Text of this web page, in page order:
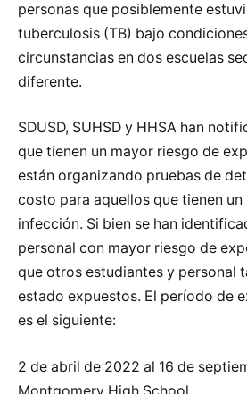
personas que posiblemente
tuberculosis (TB) bajo
circunstancias en dos escuelas
diferente.
SDUSD, SUHSD y HHSA han
que tienen un mayor riesgo de
están organizando pruebas de
costo para aquellos que tienen
infección. Si bien se han
personal con mayor riesgo de
que otros estudiantes y personal
estado expuestos. El período de
es el siguiente:
2 de abril de 2022 al 16 de
Montgomery High School